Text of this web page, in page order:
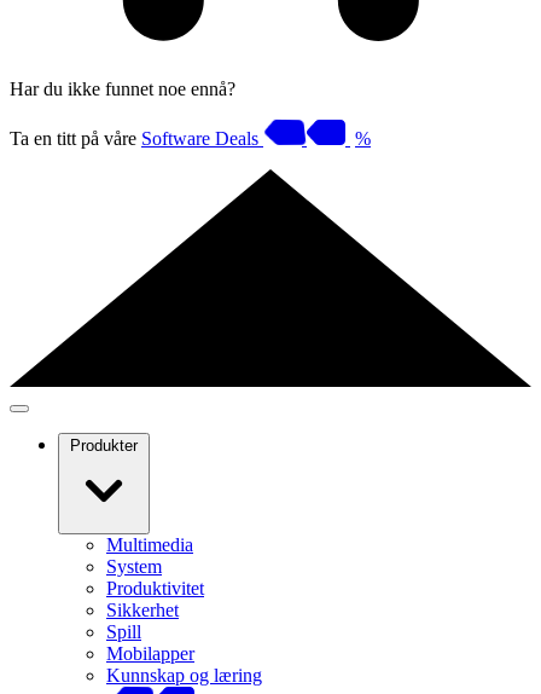
Har du ikke funnet noe ennå?
Ta en titt på våre Software Deals %
Produkter
Multimedia
System
Produktivitet
Sikkerhet
Spill
Mobilapper
Kunnskap og læring